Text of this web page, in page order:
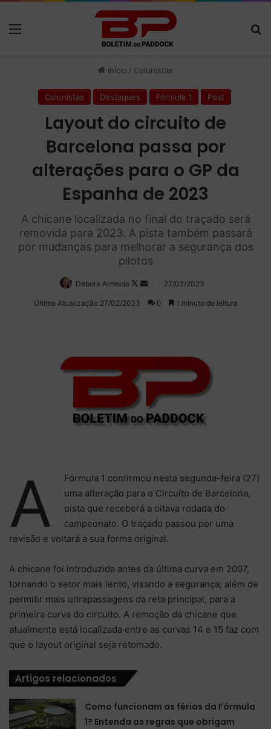
Início / Colunistas
Colunistas Destaques Fórmula 1 Post
Layout do circuito de
Barcelona passa por
alterações para o GP da
Espanha de 2023
A chicane localizada no final do traçado será
removida para 2023. A pista também passará
por mudanças para melhorar a segurança dos
pilotos
Debora Almeida
Follow
on
Mande
um
27/02/2023
Última Atualização 27/02/2023 0 1 minuto de leitura
A
Fórmula 1 confirmou nesta segunda-feira (27)
uma alteração para o Circuito de Barcelona,
pista que receberá a oitava rodada do
campeonato. O traçado passou por uma
revisão e voltará a sua forma original.
A chicane foi introduzida antes da última curva em 2007,
tornando o setor mais lento, visando a segurança, além de
permitir mais ultrapassagens da reta principal, para a
primeira curva do circuito. A remoção da chicane que
atualmente está localizada entre as curvas 14 e 15 faz com
que o layout original seja retomado.
Artigos relacionados
Como funcionam as férias da Fórmula
1? Entenda as regras que obrigam